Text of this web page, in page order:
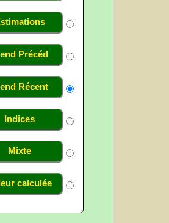
Précéd
Récent
Indices
Mixte
calculée